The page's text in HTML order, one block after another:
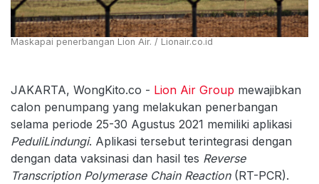
Maskapai penerbangan Lion Air. / Lionair.co.id
JAKARTA, WongKito.co - Lion Air Group mewajibkan
calon penumpang yang melakukan penerbangan
selama periode 25-30 Agustus 2021 memiliki aplikasi
PeduliLindungi. Aplikasi tersebut terintegrasi dengan
dengan data vaksinasi dan hasil tes Reverse
Transcription Polymerase Chain Reaction(RT-PCR).